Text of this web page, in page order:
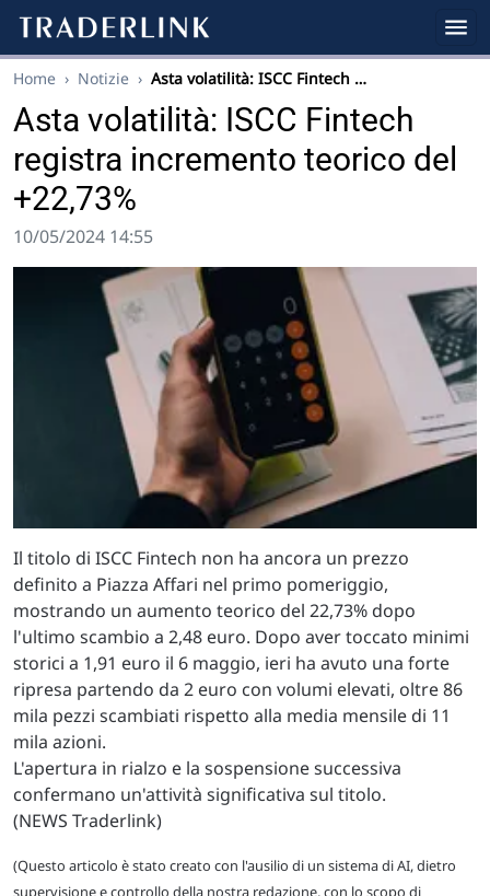
Home › Notizie › Asta volatilità: ISCC Fintech …
Asta volatilità: ISCC Fintech
registra incremento teorico del
+22,73%
10/05/2024 14:55
Il titolo di ISCC Fintech non ha ancora un prezzo
definito a Piazza Affari nel primo pomeriggio,
mostrando un aumento teorico del 22,73% dopo
l'ultimo scambio a 2,48 euro. Dopo aver toccato minimi
storici a 1,91 euro il 6 maggio, ieri ha avuto una forte
ripresa partendo da 2 euro con volumi elevati, oltre 86
mila pezzi scambiati rispetto alla media mensile di 11
mila azioni.
L'apertura in rialzo e la sospensione successiva
confermano un'attività significativa sul titolo.
(NEWS Traderlink)
(Questo articolo è stato creato con l'ausilio di un sistema di AI, dietro
supervisione e controllo della nostra redazione, con lo scopo di